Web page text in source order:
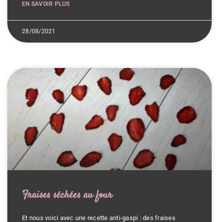
EN SAVOIR PLUS
28/08/2021
Fraises séchées au four
Et nous voici avec une recette anti-gaspi : des fraises